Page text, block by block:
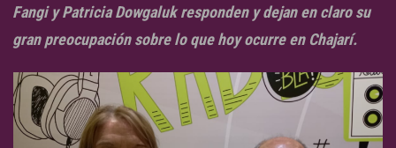
Fangi y Patricia Dowgaluk responden y dejan en claro su
gran preocupación sobre lo que hoy ocurre en Chajarí.